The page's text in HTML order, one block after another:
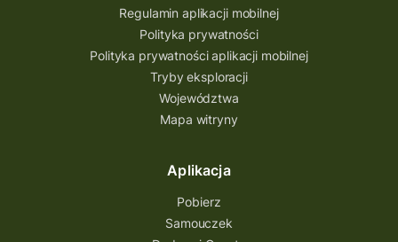
Partnerstwo Questingu
Park Etnograficzny w Tokarni
Park Etnograficzny
natura
mazowieckie
Hutniczy Ostrowiec
gry terenowe
Regulamin aplikacji mobilnej
Polityka prywatności
Polityka prywatności aplikacji mobilnej
Tryby eksploracji
Województwa
Mapa witryny
Aplikacja
Pobierz
Samouczek